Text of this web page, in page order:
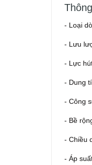
- Loại
- Lưu
- Lực
- Dung
- Công
- Bề
- Chiều
- Áp